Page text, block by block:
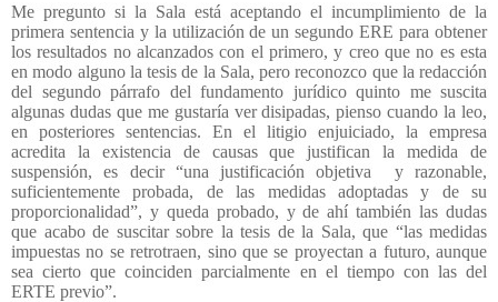
Me pregunto si la Sala está aceptando el incumplimiento de la
primera sentencia y la utilización de un segundo ERE para obtener
los resultados no alcanzados con el primero, y creo que no es esta
en modo alguno la tesis de la Sala, pero reconozco que la redacción
del segundo párrafo del fundamento jurídico quinto me suscita
algunas dudas que me gustaría ver disipadas, pienso cuando la leo,
en posteriores sentencias. En el litigio enjuiciado, la empresa
acredita la existencia de causas que justifican la medida de
suspensión, es decir “una justificación objetiva
y razonable,
suficientemente probada, de las medidas adoptadas y de su
proporcionalidad”, y queda probado, y de ahí también las dudas
que acabo de suscitar sobre la tesis de la Sala, que “las medidas
impuestas no se retrotraen, sino que se proyectan a futuro, aunque
sea cierto que coinciden parcialmente en el tiempo con las del
ERTE previo”.